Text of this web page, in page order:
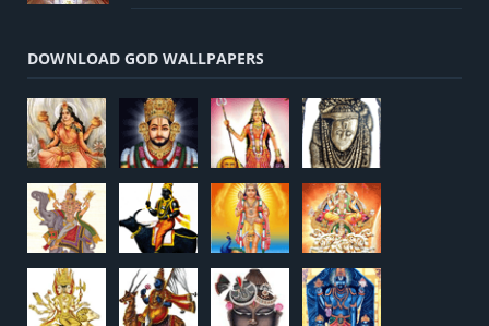
DOWNLOAD GOD WALLPAPERS